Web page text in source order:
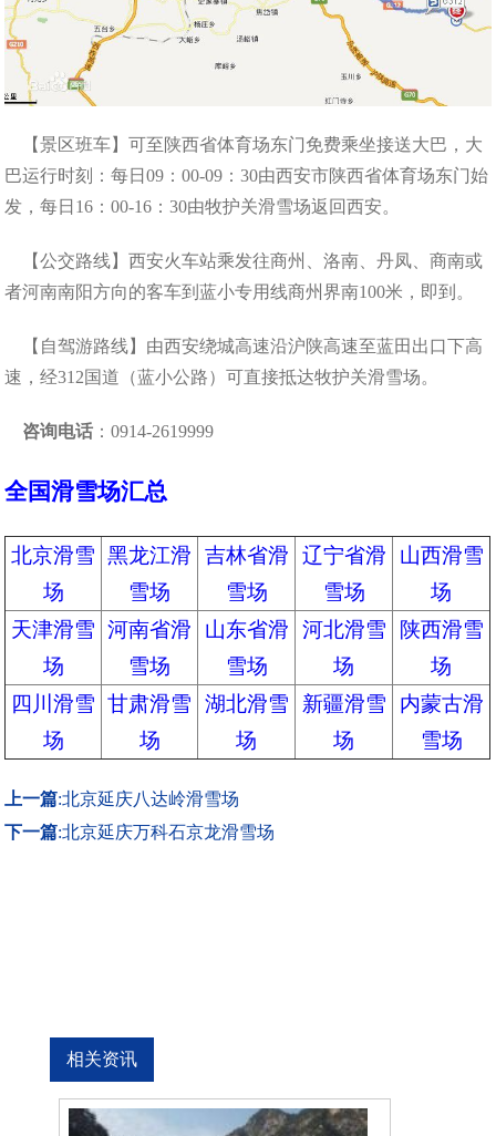
【景区班车】可至陕西省体育场东门免费乘坐接送大巴，大
巴运行时刻：每日09：00-09：30由西安市陕西省体育场东门始
发，每日16：00-16：30由牧护关滑雪场返回西安。
【公交路线】西安火车站乘发往商州、洛南、丹凤、商南或
者河南南阳方向的客车到蓝小专用线商州界南100米，即到。
【自驾游路线】由西安绕城高速沿沪陕高速至蓝田出口下高
速，经312国道（蓝小公路）可直接抵达牧护关滑雪场。
咨询电话 ：0914-2619999
全国滑雪场汇总
北京滑雪
场
黑龙江滑
雪场
吉林省滑
雪场
辽宁省滑
雪场
山西滑雪
场
天津滑雪
场
河南省滑
雪场
山东省滑
雪场
河北滑雪
场
陕西滑雪
场
四川滑雪
场
甘肃滑雪
场
湖北滑雪
场
新疆滑雪
场
内蒙古滑
雪场
上一篇:北京延庆八达岭滑雪场
下一篇:北京延庆万科石京龙滑雪场
相关资讯